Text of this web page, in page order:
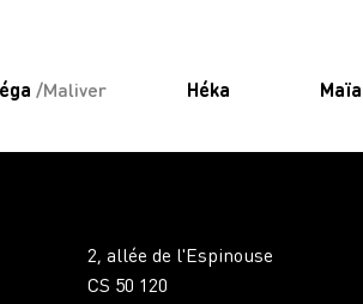
/Maliver Héka Maïa
2, allée de l'Espinouse
CS 50 120